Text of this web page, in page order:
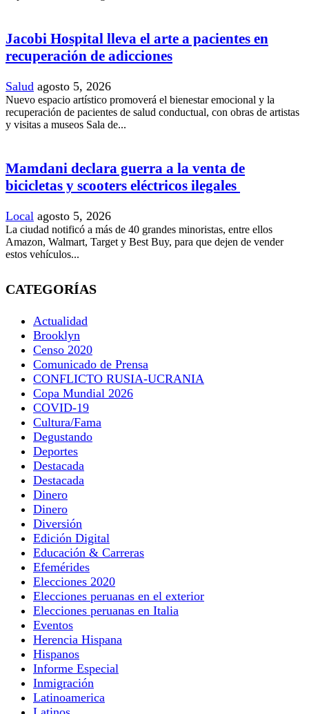
Jacobi Hospital lleva el arte a pacientes en
recuperación de adicciones
Salud agosto 5, 2026
Nuevo espacio artístico promoverá el bienestar emocional y la
recuperación de pacientes de salud conductual, con obras de artistas
y visitas a museos Sala de...
Mamdani declara guerra a la venta de
bicicletas y scooters eléctricos ilegales
Local agosto 5, 2026
La ciudad notificó a más de 40 grandes minoristas, entre ellos
Amazon, Walmart, Target y Best Buy, para que dejen de vender
estos vehículos...
CATEGORÍAS
Actualidad
Brooklyn
Censo 2020
Comunicado de Prensa
CONFLICTO RUSIA-UCRANIA
Copa Mundial 2026
COVID-19
Cultura/Fama
Degustando
Deportes
Destacada
Destacada
Dinero
Dinero
Diversión
Edición Digital
Educación & Carreras
Efemérides
Elecciones 2020
Elecciones peruanas en el exterior
Elecciones peruanas en Italia
Eventos
Herencia Hispana
Hispanos
Informe Especial
Inmigración
Latinoamerica